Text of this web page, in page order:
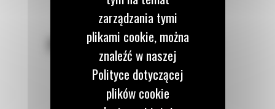
POZOSTAŃMY W KONTAKCIE
zarządzania tymi
plikami cookie, można
znaleźć w naszej
Polityce dotyczącej
plików cookie